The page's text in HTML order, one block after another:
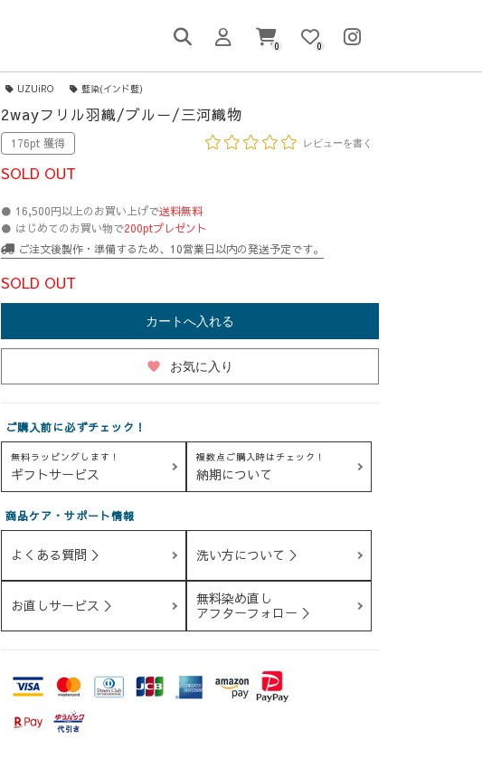
0 0
UZUiRO 藍染(インド藍)
2wayフリル羽織/ブルー/三河織物
176pt 獲得 レビューを書く
SOLD OUT
● 16,500円以上のお買い上げで送料無料
● はじめてのお買い物で200ptプレゼント
ご注文後製作・準備するため、10営業日以内の発送予定です。
SOLD OUT
カートへ入れる
favorite お気に入り
ご購入前に必ずチェック！
無料ラッピングします！
ギフトサービス
複数点ご購入時はチェック！
納期について
商品ケア・サポート情報
よくある質問 ＞ 洗い方について ＞
お直しサービス ＞
無料染め直し
アフターフォロー ＞